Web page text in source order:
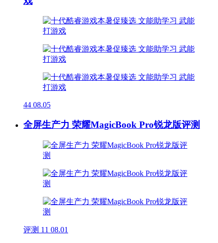
44 08.05
全屏生产力 荣耀MagicBook Pro锐龙版评测
评测 11 08.01